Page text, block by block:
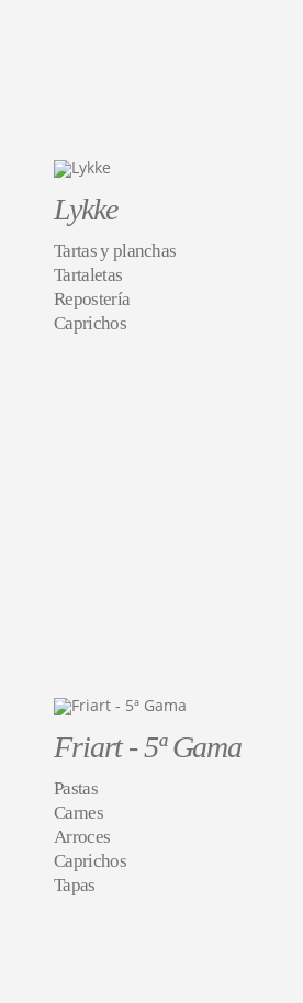
Lykke
Tartas y planchas
Tartaletas
Repostería
Caprichos
Friart - 5ª Gama
Pastas
Carnes
Arroces
Caprichos
Tapas